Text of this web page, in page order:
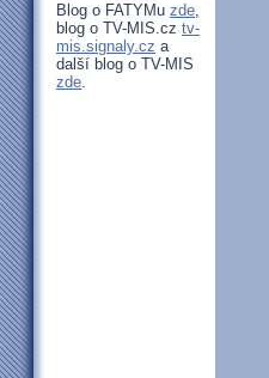
Blog o FATYMu zde,
blog o TV-MIS.cz tv-
mis.signaly.cz a
další blog o TV-MIS
zde.